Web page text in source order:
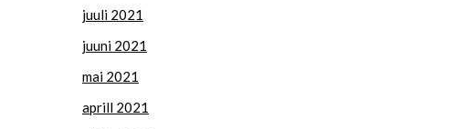
juuli 2021
juuni 2021
mai 2021
aprill 2021